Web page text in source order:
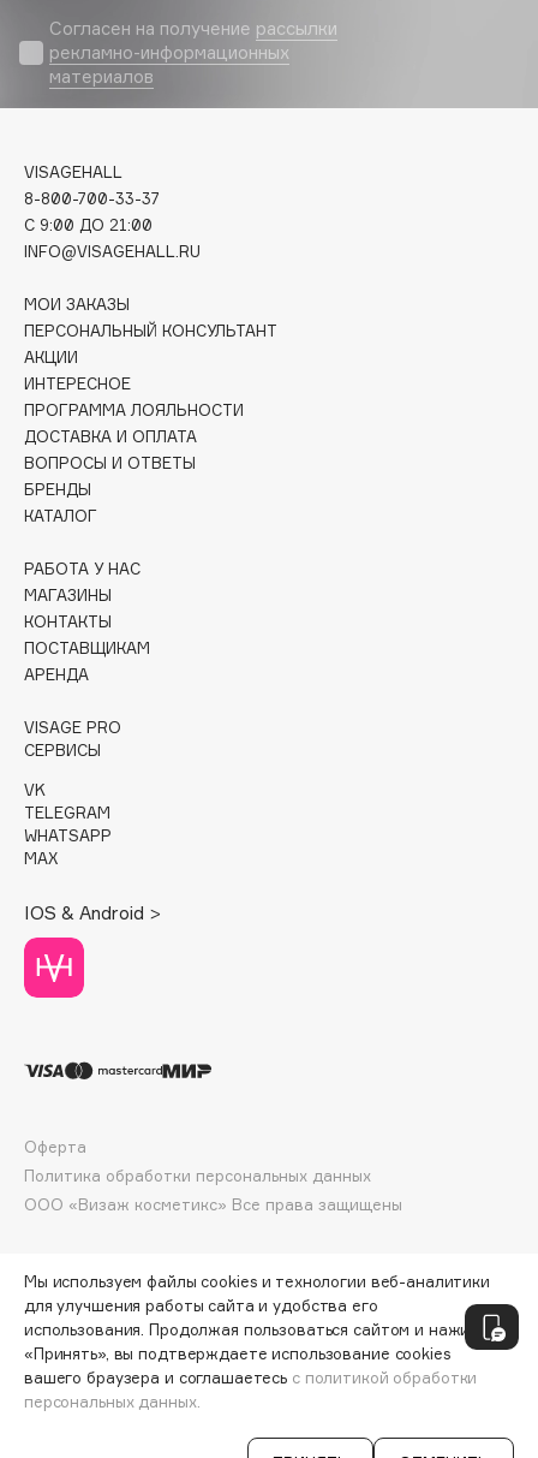
Carolina Herrera
Catrice
Celimax
Clarette
Clarins
Clarins Precious
Clive Christian
Club De Nuit
Collagenina
Corimo
CosRX
Cottolina
Crescina
Cunzite
Curaprox
D
DABO
DARLING*
Darphin
Deonica
Dessange
Dior
Dolce & Gabbana
Dorco
DP Daily Perfection
Dr. Vranjes Firenze
Dr.Ceuracle
Dr.Jart+
DSD de Luxe
Dyson
Согласен на получение рассылки
рекламно-информационных
материалов
VISAGEHALL
8-800-700-33-37
C 9:00 ДО 21:00
INFO@VISAGEHALL.RU
МОИ ЗАКАЗЫ
ПЕРСОНАЛЬНЫЙ КОНСУЛЬТАНТ
АКЦИИ
ИНТЕРЕСНОЕ
ПРОГРАММА ЛОЯЛЬНОСТИ
ДОСТАВКА И ОПЛАТА
ВОПРОСЫ И ОТВЕТЫ
БРЕНДЫ
КАТАЛОГ
РАБОТА У НАС
МАГАЗИНЫ
КОНТАКТЫ
ПОСТАВЩИКАМ
АРЕНДА
VISAGE PRO
СЕРВИСЫ
VK
TELEGRAM
WHATSAPP
MAX
IOS & Android >
ООО «Визаж косметикс» Все права защищены
Оферта
Политика обработки персональных данных
Мы используем файлы cookies и технологии веб-аналитики
для улучшения работы сайта и удобства его
использования. Продолжая пользоваться сайтом и нажимая
«Принять», вы подтверждаете использование cookies
вашего браузера и соглашаетесь с политикой обработки
персональных данных.